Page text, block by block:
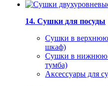
14. Сушки для посуды
Сушки в верхнюю
шкаф)
Сушки в нижнюю
тумба)
Аксессуары для